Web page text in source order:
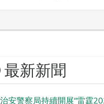
最新新聞
治安警察局持續開展“雷霆